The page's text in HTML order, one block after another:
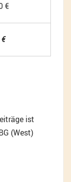
€
ist
(West)